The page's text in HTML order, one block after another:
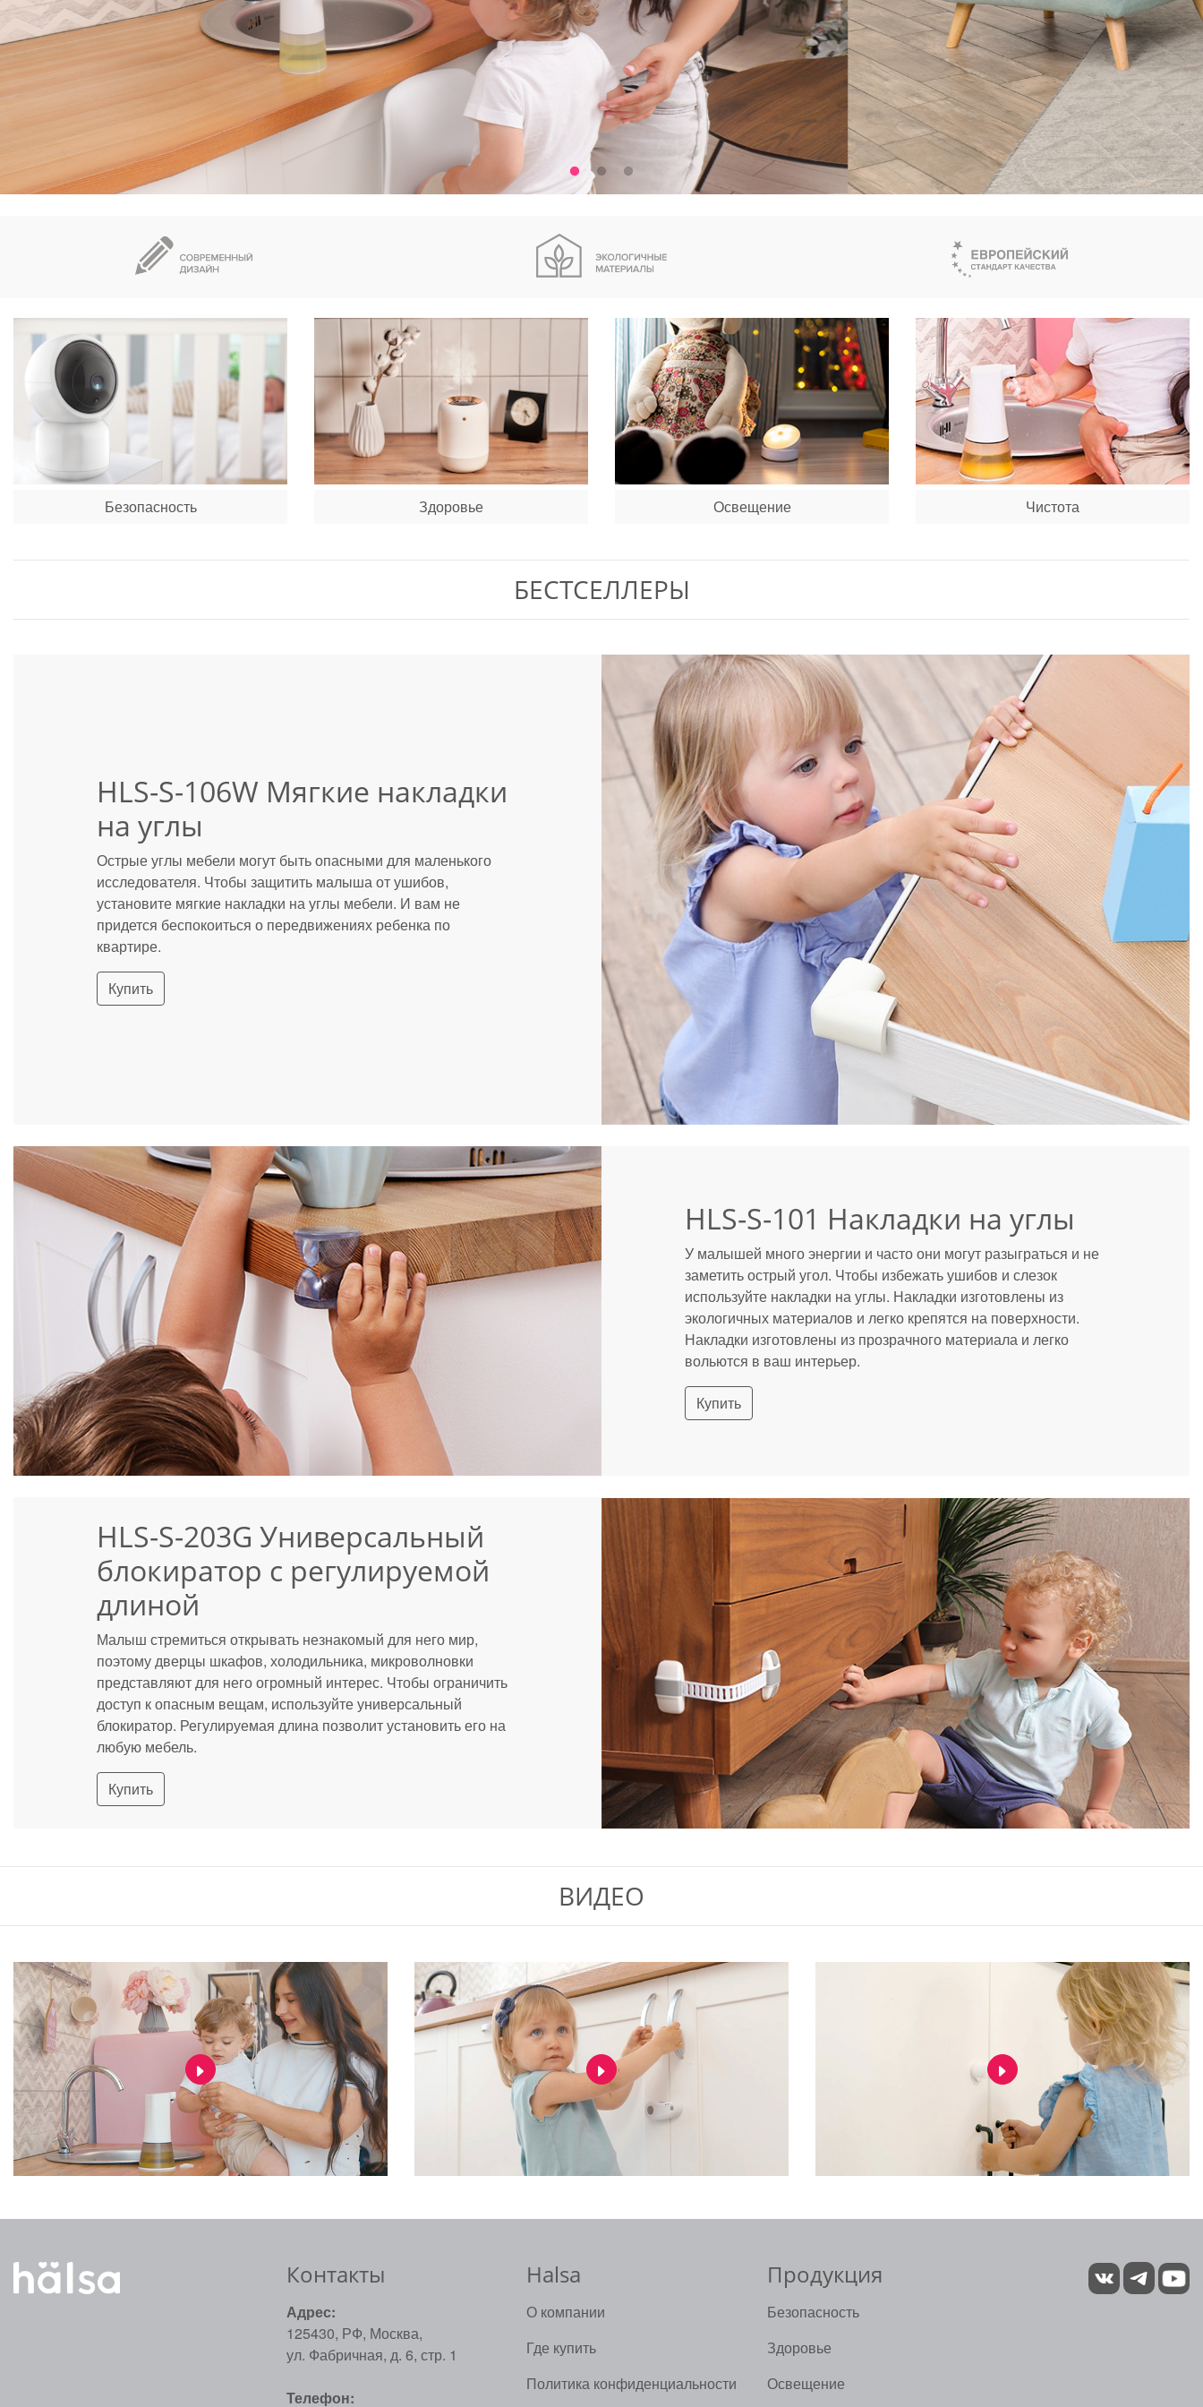
Безопасность Здоровье Освещение Чистота
БЕСТСЕЛЛЕРЫ
HLS-S-106W Мягкие накладки
на углы
Острые углы мебели могут быть опасными для маленького
исследователя. Чтобы защитить малыша от ушибов,
установите мягкие накладки на углы мебели. И вам не
придется беспокоиться о передвижениях ребенка по
квартире.
Купить
HLS-S-101 Накладки на углы
У малышей много энергии и часто они могут разыграться и не
заметить острый угол. Чтобы избежать ушибов и слезок
используйте накладки на углы. Накладки изготовлены из
экологичных материалов и легко крепятся на поверхности.
Накладки изготовлены из прозрачного материала и легко
вольются в ваш интерьер.
Купить
HLS-S-203G Универсальный
блокиратор с регулируемой
длиной
Малыш стремиться открывать незнакомый для него мир,
поэтому дверцы шкафов, холодильника, микроволновки
представляют для него огромный интерес. Чтобы ограничить
доступ к опасным вещам, используйте универсальный
блокиратор. Регулируемая длина позволит установить его на
любую мебель.
Купить
ВИДЕО
Контакты
Адрес:
125430, РФ, Москва,
ул. Фабричная, д. 6, стр. 1
Телефон:
Halsa
О компании
Где купить
Политика конфиденциальности
Продукция
Безопасность
Здоровье
Освещение